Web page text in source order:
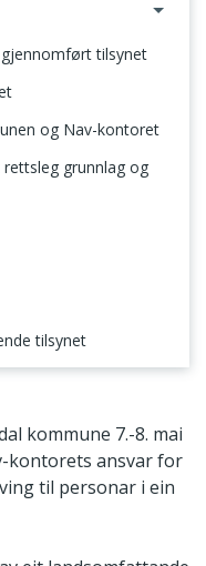
tilsynet
og Nav-kontoret
grunnlag og
tilsynet
kommune 7.-8. mai
kontorets ansvar for
til personar i ein